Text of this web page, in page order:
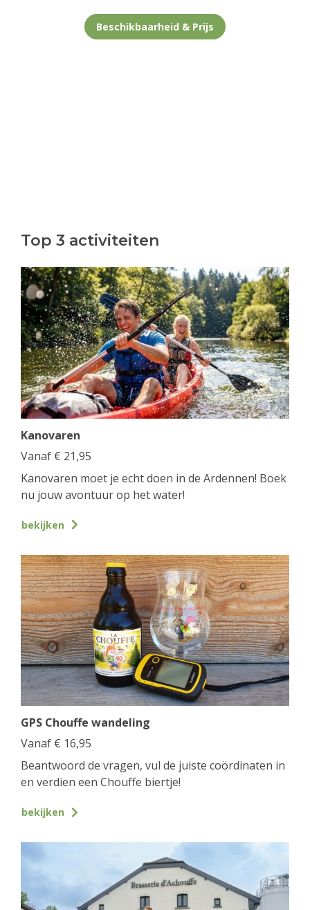
Beschikbaarheid & Prijs
Top 3 activiteiten
Kanovaren
Vanaf € 21,95
Kanovaren moet je echt doen in de Ardennen! Boek
nu jouw avontuur op het water!
bekijken
GPS Chouffe wandeling
Vanaf € 16,95
Beantwoord de vragen, vul de juiste coördinaten in
en verdien een Chouffe biertje!
bekijken